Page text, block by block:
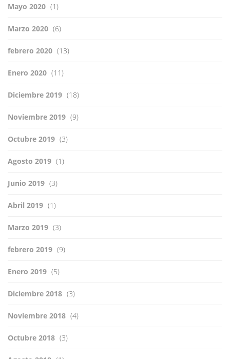
Mayo 2020 (1)
Marzo 2020 (6)
febrero 2020 (13)
Enero 2020 (11)
Diciembre 2019 (18)
Noviembre 2019 (9)
Octubre 2019 (3)
Agosto 2019 (1)
Junio 2019 (3)
Abril 2019 (1)
Marzo 2019 (3)
febrero 2019 (9)
Enero 2019 (5)
Diciembre 2018 (3)
Noviembre 2018 (4)
Octubre 2018 (3)